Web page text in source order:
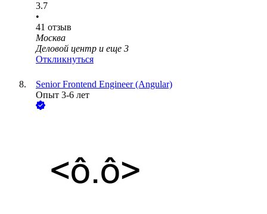
3.7
•
41 отзыв
Москва
Деловой центр и еще 3
Откликнуться
Senior Frontend Engineer (Angular)
Опыт 3-6 лет